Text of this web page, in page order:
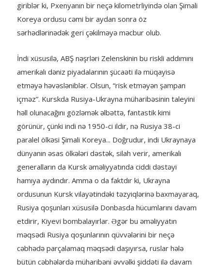
giriblər ki, Pxenyanın bir neçə kilometrliyində olan Şimali
Koreya ordusu cəmi bir aydan sonra öz
sərhədlərinədək geri çəkilməyə məcbur olub.
İndi xüsusilə, ABŞ nəşrləri Zelenskinin bu riskli addımını
amerikalı dəniz piyadalarının şücaəti ilə müqayisə
etməyə həvəsləniblər. Olsun, “risk etməyən şampan
içməz”. Kurskda Rusiya-Ukrayna müharibəsinin taleyini
həll olunacağını gözləmək əlbəttə, fantastik kimi
görünür, çünki indi nə 1950-ci ildir, nə Rusiya 38-ci
paralel ölkəsi Şimali Koreya... Doğrudur, indi Ukraynaya
dünyanın əsas ölkələri dəstək, silah verir, amerikalı
generalların da Kursk əməliyyatında ciddi dəstəyi
hamıya aydındır. Amma o da faktdır ki, Ukrayna
ordusunun Kursk vilayətindəki təzyiqlərinə baxmayaraq,
Rusiya qoşunları xüsusilə Donbasda hücumlarını davam
etdirir, Kiyevi bombalayırlar. Əgər bu əməliyyatın
məqsədi Rusiya qoşunlarının qüvvələrini bir neçə
cəbhədə parçalamaq məqsədi daşıyırsa, ruslar hələ
bütün cəbhələrdə müharibəni əvvəlki şiddəti ilə davam